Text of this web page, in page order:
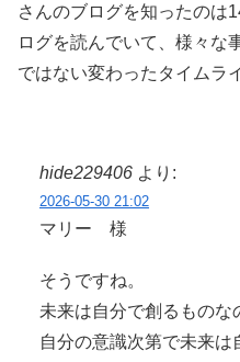
さんのブログを知ったのは
ログを読んでいて、様々な
ではない変わったタイムラ
hide229406 より:
2026-05-30 21:02
マリー 様
そうですね。
未来は自分で創るものな
自分の意識次第で未来